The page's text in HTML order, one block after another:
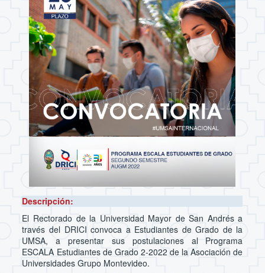
Descripción:
El Rectorado de la Universidad Mayor de San Andrés a
través del DRICI convoca a Estudiantes de Grado de la
UMSA, a presentar sus postulaciones al Programa
ESCALA Estudiantes de Grado 2-2022 de la Asociación de
Universidades Grupo Montevideo.